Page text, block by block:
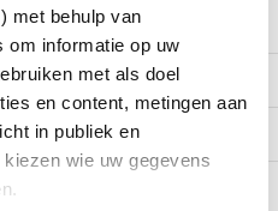
met behulp van
om informatie op uw
met als doel
en content, metingen aan
in publiek en
wie uw gegevens